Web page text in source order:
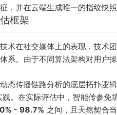
，并在云端生成唯一的指纹快
框架
术在社交媒体上的表现，技术
系。由于不同算法架构对用户
态传播链路分析的底层拓扑逻
。在实际评估中，智能传参
- 98.7% 之间，且天然契合